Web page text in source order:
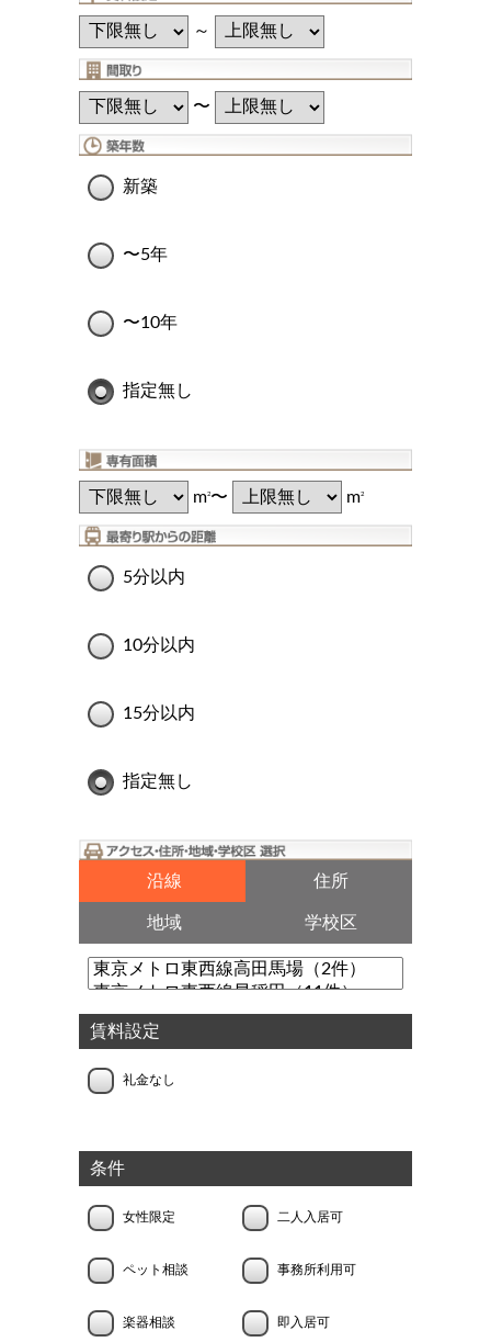
～
〜
新築
〜5年
〜10年
指定無し
m2〜 m2
5分以内
10分以内
15分以内
指定無し
沿線 住所
地域 学校区
賃料設定
礼金なし
条件
女性限定 二人入居可
ペット相談 事務所利用可
楽器相談 即入居可